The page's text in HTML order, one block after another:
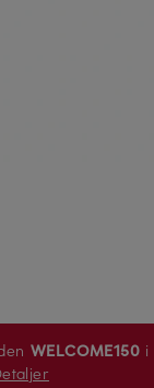
WELCOME150 i